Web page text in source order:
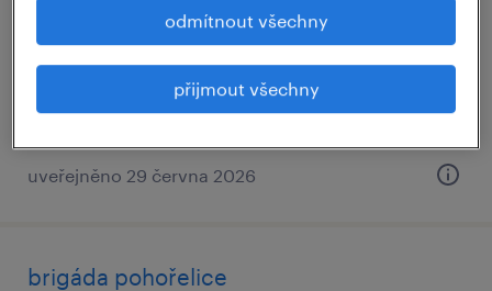
stálý úvazek
uveřejněno 29 června 2026
brigáda pohořelice
odmítnout všechny
přijmout všechny